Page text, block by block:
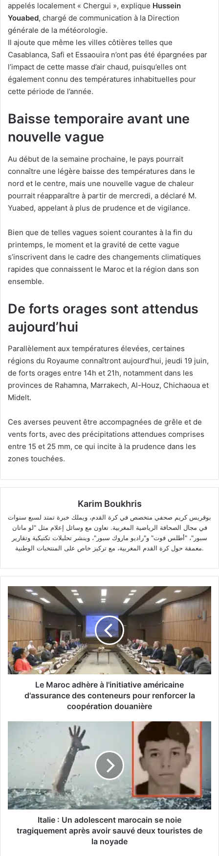
appelés localement « Chergui », explique Hussein
Youabed, chargé de communication à la Direction
générale de la météorologie.
Il ajoute que même les villes côtières telles que
Casablanca, Safi et Essaouira n’ont pas été épargnées par
l’impact de cette masse d’air chaud, puisqu’elles ont
également connu des températures inhabituelles pour
cette période de l’année.
Baisse temporaire avant une
nouvelle vague
Au début de la semaine prochaine, le pays pourrait
connaître une légère baisse des températures dans le
nord et le centre, mais une nouvelle vague de chaleur
pourrait réapparaître à partir de mercredi, a déclaré M.
Yuabed, appelant à plus de prudence et de vigilance.
Bien que de telles vagues soient courantes à la fin du
printemps, le moment et la gravité de cette vague
s’inscrivent dans le cadre des changements climatiques
rapides que connaissent le Maroc et la région dans son
ensemble.
De forts orages sont attendus
aujourd’hui
Parallèlement aux températures élevées, certaines
régions du Royaume connaîtront aujourd’hui, jeudi 19 juin,
de forts orages entre 14h et 21h, notamment dans les
provinces de Rahamna, Marrakech, Al-Houz, Chichaoua et
Midelt.
Ces averses peuvent être accompagnées de grêle et de
vents forts, avec des précipitations attendues comprises
entre 15 et 25 mm, ce qui incite à la prudence dans les
zones touchées.
Karim Boukhris
بوقريس كريم صحفي متخصص في كرة القدم، ويملك خبرة تمتد لسبع سنوات
في مجال الصحافة الرياضية المغربية. تعاون مع وسائل إعلام مثل "لو ماتان
سبور"، "أطلس فوت" و"راديو ماروك سبور"، وينشر تحليلات تكتيكية وتقارير
معمقة حول كرة القدم المغربية، مع تركيز خاص على المنتخبات الوطنية.
Maroc
à
américaine
d'assurance
des
conteneurs
renforcer
Le Maroc adhère à l'initiative américaine
d'assurance des conteneurs pour renforcer la
coopération douanière
adolescent
noie
tragiquement
après
sauvé
Italie : Un adolescent marocain se noie
tragiquement après avoir sauvé deux touristes de
la noyade